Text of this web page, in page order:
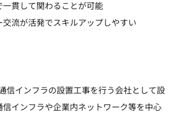
一貫して関わることが可能
交流が活発でスキルアップしやすい
信インフラの設置工事を行う会社として設
信インフラや企業内ネットワーク等を中心